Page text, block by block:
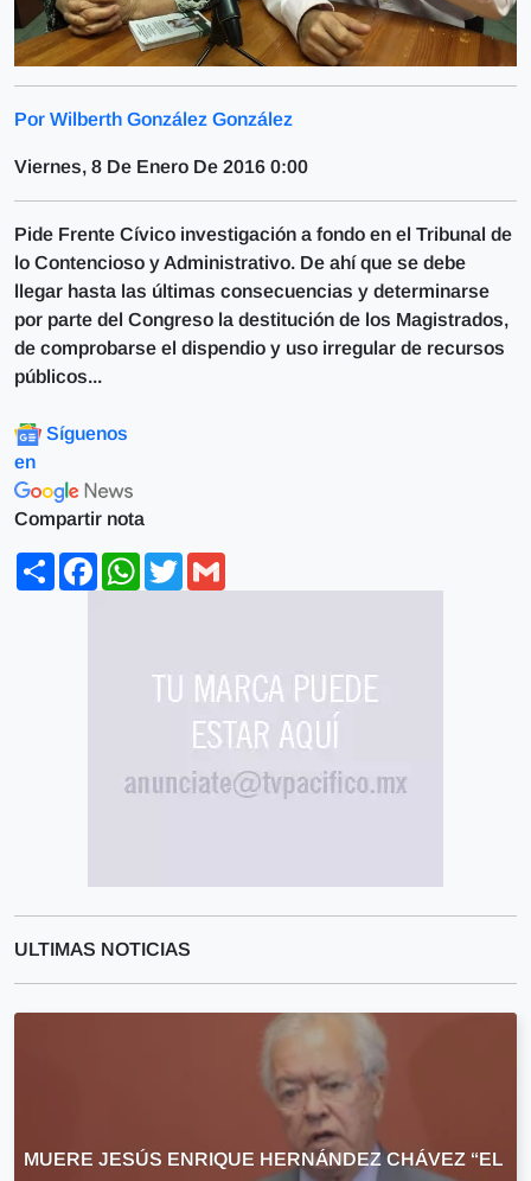
Por Wilberth González González
Viernes, 8 De Enero De 2016 0:00
Pide Frente Cívico investigación a fondo en el Tribunal de
lo Contencioso y Administrativo. De ahí que se debe
llegar hasta las últimas consecuencias y determinarse
por parte del Congreso la destitución de los Magistrados,
de comprobarse el dispendio y uso irregular de recursos
públicos...
Síguenos
en
Compartir nota
ShareFacebookWhatsApp
Twitter
ULTIMAS NOTICIAS
MUERE JESÚS ENRIQUE HERNÁNDEZ CHÁVEZ “EL